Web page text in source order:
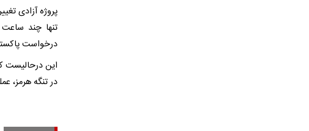
پروژه آزادی
تنها چند
درخواست
در تنگه هرمز،